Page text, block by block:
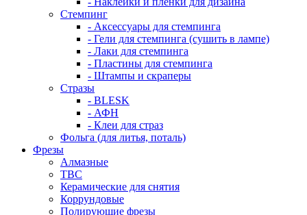
Стемпинг
- Аксессуары для стемпинга
- Гели для стемпинга (сушить в лампе)
- Лаки для стемпинга
- Пластины для стемпинга
- Штампы и скраперы
Стразы
- BLESK
- АФН
- Клеи для страз
Фольга (для литья, поталь)
Фрезы
Алмазные
ТВС
Керамические для снятия
Коррундовые
Полирующие фрезы